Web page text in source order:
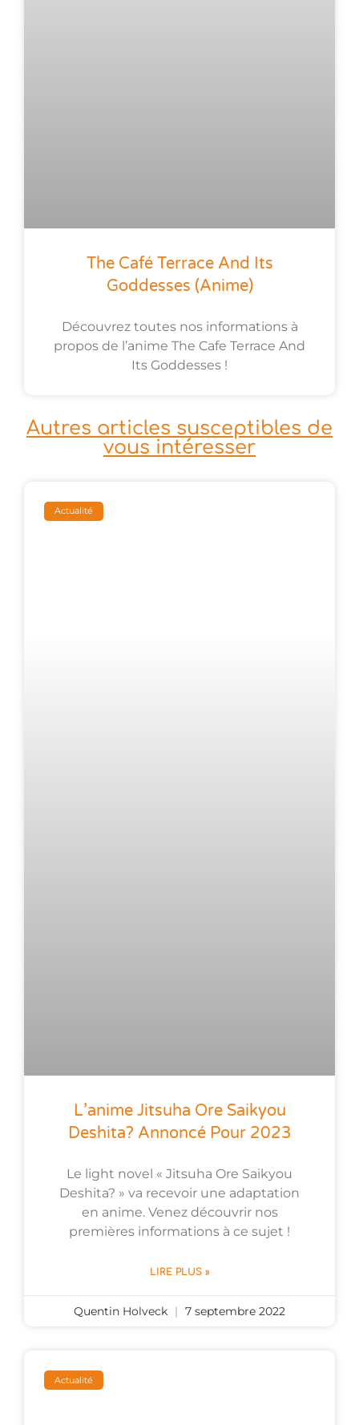
The Café Terrace And Its
Goddesses (anime)
Découvrez toutes nos informations à
propos de l’anime The Cafe Terrace And
Its Goddesses !
Autres articles susceptibles de
vous intéresser
Actualité
L’anime Jitsuha Ore Saikyou
Deshita? Annoncé Pour 2023
Le light novel « Jitsuha Ore Saikyou
Deshita? » va recevoir une adaptation
en anime. Venez découvrir nos
premières informations à ce sujet !
LIRE PLUS »
Quentin Holveck 7 septembre 2022
Actualité